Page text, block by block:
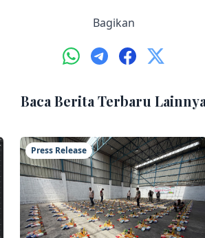
Bagikan
Baca Berita Terbaru Lainnya
Press Release